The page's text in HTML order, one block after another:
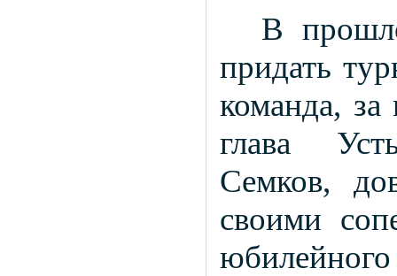
В
придать
команда,
глава
Семков,
своими
юбилейного